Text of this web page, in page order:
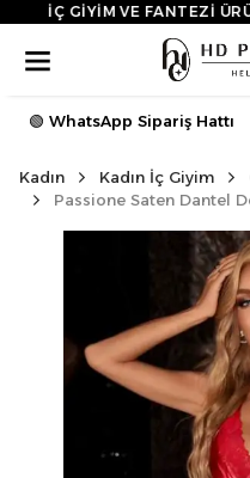
3.500 TL ÜZERİ
🟢 WhatsApp Sipariş Hattı
Kadın Kadın İç Giyim
Passione Saten Dantel